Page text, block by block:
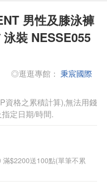
男性及膝泳褲
裝 NESSE055
◎逛逛專館： 秉宸國際
資格之累積計算),無法用錢
定日期/時間.
滿$2200送100點(單筆不累